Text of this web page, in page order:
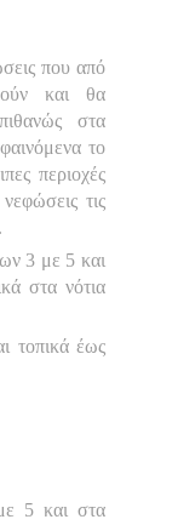
που από
και θα
στα
το
περιοχές
τις
3 με 5 και
στα νότια
τοπικά έως
με 5 και στα